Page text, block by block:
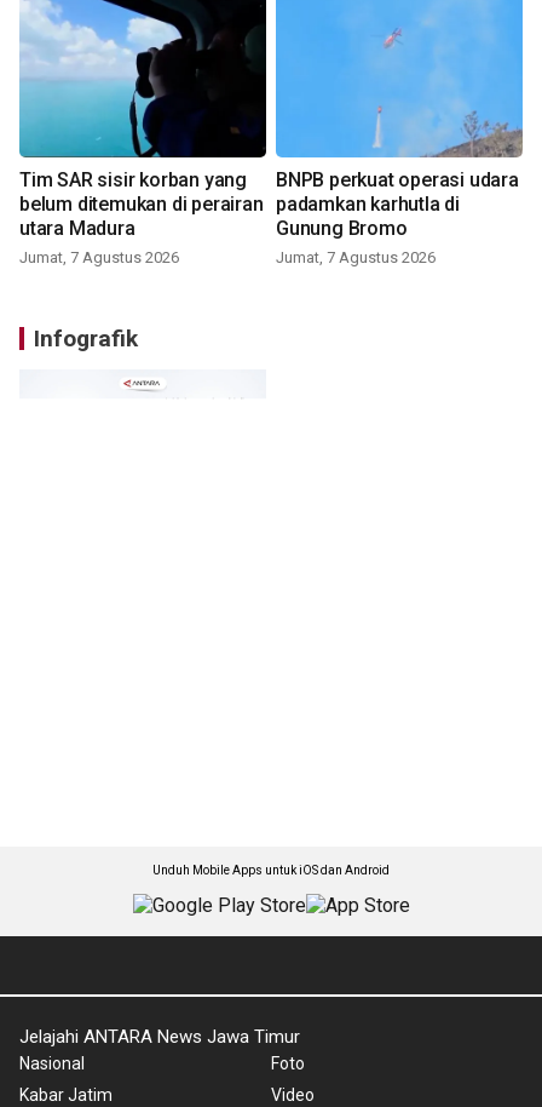
Tim SAR sisir korban yang
belum ditemukan di perairan
utara Madura
Jumat, 7 Agustus 2026
BNPB perkuat operasi udara
padamkan karhutla di
Gunung Bromo
Jumat, 7 Agustus 2026
Infografik
Unduh Mobile Apps untuk iOS dan Android
Jelajahi ANTARA News Jawa Timur
Nasional
Kabar Jatim
Foto
Video